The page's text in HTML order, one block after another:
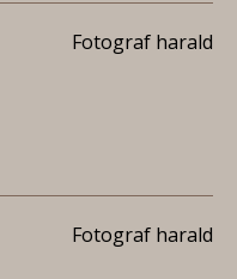
Fotograf harald
Fotograf harald